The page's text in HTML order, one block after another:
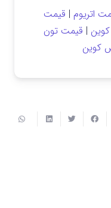
اتریوم | قیمت
| قیمت تون
کوین